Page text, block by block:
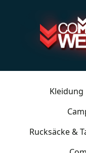
Kleidung
Rucksäcke &